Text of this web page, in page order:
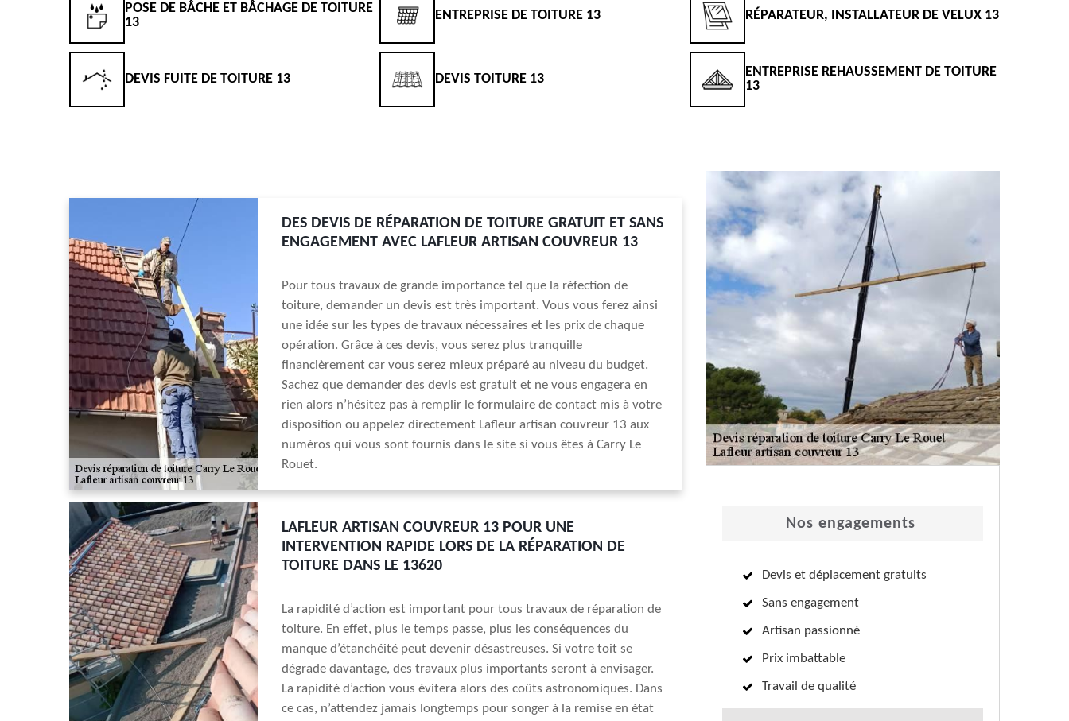
POSE DE BÂCHE ET BÂCHAGE DE TOITURE
13
DEVIS FUITE DE TOITURE 13
ENTREPRISE DE TOITURE 13
DEVIS TOITURE 13
RÉPARATEUR, INSTALLATEUR DE VELUX 13
ENTREPRISE REHAUSSEMENT DE TOITURE
13
DES DEVIS DE RÉPARATION DE TOITURE GRATUIT ET SANS
ENGAGEMENT AVEC LAFLEUR ARTISAN COUVREUR 13
Pour tous travaux de grande importance tel que la réfection de
toiture, demander un devis est très important. Vous vous ferez ainsi
une idée sur les types de travaux nécessaires et les prix de chaque
opération. Grâce à ces devis, vous serez plus tranquille
financièrement car vous serez mieux préparé au niveau du budget.
Sachez que demander des devis est gratuit et ne vous engagera en
rien alors n’hésitez pas à remplir le formulaire de contact mis à votre
disposition ou appelez directement Lafleur artisan couvreur 13 aux
numéros qui vous sont fournis dans le site si vous êtes à Carry Le
Rouet.
LAFLEUR ARTISAN COUVREUR 13 POUR UNE
INTERVENTION RAPIDE LORS DE LA RÉPARATION DE
TOITURE DANS LE 13620
La rapidité d’action est important pour tous travaux de réparation de
toiture. En effet, plus le temps passe, plus les conséquences du
manque d’étanchéité peut devenir désastreuses. Si votre toit se
dégrade davantage, des travaux plus importants seront à envisager.
La rapidité d’action vous évitera alors des coûts astronomiques. Dans
ce cas, n’attendez jamais longtemps pour songer à la remise en état
Nos engagements
Devis et déplacement gratuits
Sans engagement
Artisan passionné
Prix imbattable
Travail de qualité